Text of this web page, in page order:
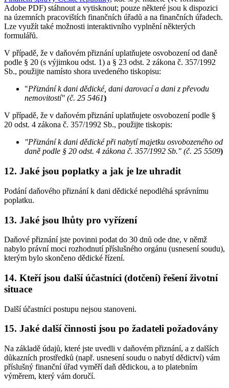
Adobe PDF) stáhnout a vytisknout; pouze některé jsou k dispozici
na územních pracovištích finančních úřadů a na finančních úřadech.
Lze využít také možnosti interaktivního vyplnění některých
formulářů.
V případě, že v daňovém přiznání uplatňujete osvobození od daně
podle § 20 (s výjimkou odst. 1) a § 23 odst. 2 zákona č. 357/1992
Sb., použijte namísto shora uvedeného tiskopisu:
"Přiznání k dani dědické, dani darovací a dani z převodu
nemovitostí" (č. 25 5461)
V případě, že v daňovém přiznání uplatňujete osvobození podle §
20 odst. 4 zákona č. 357/1992 Sb., použijte tiskopis:
"Přiznání k dani dědické při nabytí majetku osvobozeného od
daně podle § 20 odst. 4 zákona č. 357/1992 Sb." (č. 25 5509)
12. Jaké jsou poplatky a jak je lze uhradit
Podání daňového přiznání k dani dědické nepodléhá správnímu
poplatku.
13. Jaké jsou lhůty pro vyřízení
Daňové přiznání jste povinni podat do 30 dnů ode dne, v němž
nabylo právní moci rozhodnutí příslušného orgánu (usnesení soudu),
kterým bylo skončeno dědické řízení.
14. Kteří jsou další účastníci (dotčení) řešení životní
situace
Další účastníci postupu nejsou stanoveni.
15. Jaké další činnosti jsou po žadateli požadovány
Na základě údajů, které jste uvedli v daňovém přiznání, a z dalších
důkazních prostředků (např. usnesení soudu o nabytí dědictví) vám
příslušný finanční úřad vyměří daň dědickou, a to platebním
výměrem, který vám doručí.